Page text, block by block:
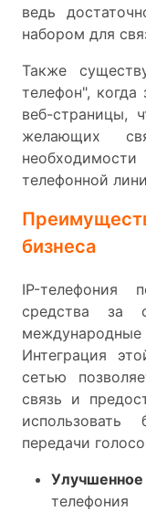
ведь
набором для
Также
телефон",
веб-страницы,
желающих
телефонной
бизнеса
IP-телефония
средства за
Интеграция
сетью
связь и
передачи